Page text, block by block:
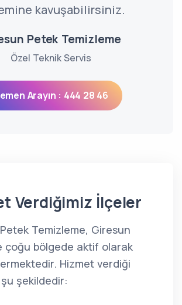
kavuşabilirsiniz.
Petek Temizleme
Özel Teknik Servis
Arayın : 444 28 46
Verdiğimiz İlçeler
Temizleme, Giresun
çoğu bölgede aktif olarak
Hizmet verdiği
şekildedir: